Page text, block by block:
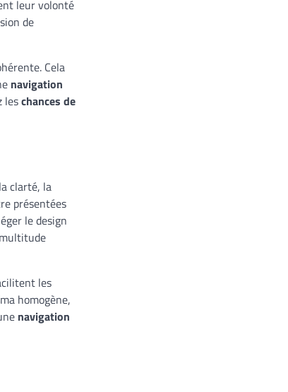
leur volonté
de
Cela
navigation
leschances de
clarté, la
présentées
le design
les
homogène,
navigation